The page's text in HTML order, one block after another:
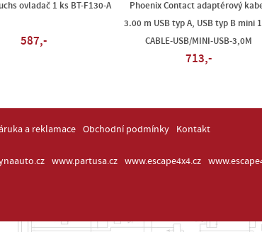
ovladač 1 ks BT-F130-A
587,-
Phoenix Contact adaptérový
3.00 m USB typ A, USB typ B mini
CABLE-USB/MINI-USB-3,0M
713,-
a reklamace Obchodní podmínky Kontakt
www.partusa.cz www.escape4x4.cz